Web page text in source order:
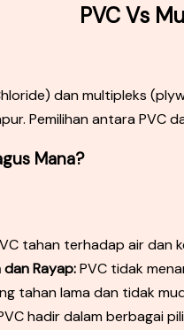
PVC Vs
dan multipleks
Pemilihan antara PVC
Mana?
tahan terhadap air dan
Rayap:PVC tidak
tahan lama dan tidak
hadir dalam berbagai